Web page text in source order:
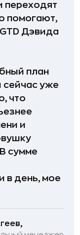
переходят
помогают,
Дэвида
план
сейчас уже
что
и
сумме
в день, мое